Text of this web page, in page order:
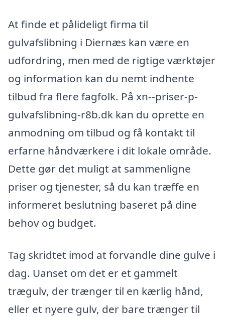
At finde et pålideligt firma til
gulvafslibning i Diernæs kan være en
udfordring, men med de rigtige værktøjer
og information kan du nemt indhente
tilbud fra flere fagfolk. På xn--priser-p-
gulvafslibning-r8b.dk kan du oprette en
anmodning om tilbud og få kontakt til
erfarne håndværkere i dit lokale område.
Dette gør det muligt at sammenligne
priser og tjenester, så du kan træffe en
informeret beslutning baseret på dine
behov og budget.
Tag skridtet imod at forvandle dine gulve i
dag. Uanset om det er et gammelt
trægulv, der trænger til en kærlig hånd,
eller et nyere gulv, der bare trænger til